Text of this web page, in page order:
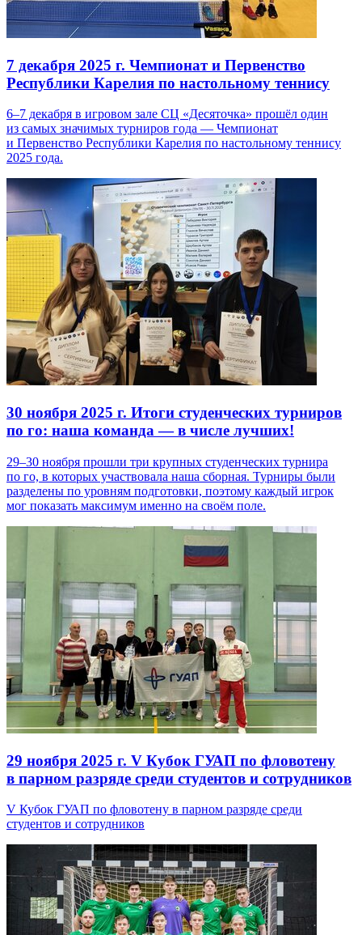
7 декабря 2025 г. Чемпионат и Первенство
Республики Карелия по настольному теннису
6–7 декабря в игровом зале СЦ «Десяточка» прошёл один
из самых значимых турниров года — Чемпионат
и Первенство Республики Карелия по настольному теннису
2025 года.
30 ноября 2025 г. Итоги студенческих турниров
по го: наша команда — в числе лучших!
29–30 ноября прошли три крупных студенческих турнира
по го, в которых участвовала наша сборная. Турниры были
разделены по уровням подготовки, поэтому каждый игрок
мог показать максимум именно на своём поле.
29 ноября 2025 г. V Кубок ГУАП по фловотену
в парном разряде среди студентов и сотрудников
V Кубок ГУАП по фловотену в парном разряде среди
студентов и сотрудников